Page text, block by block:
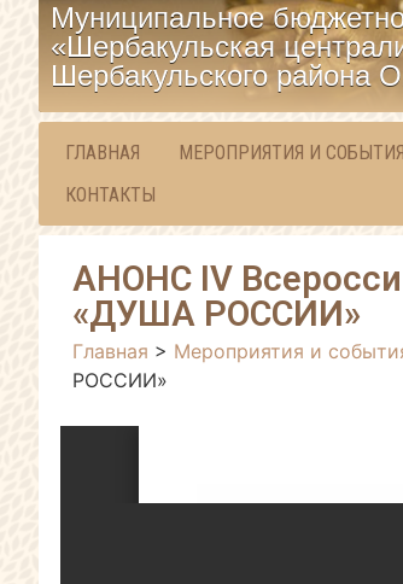
Муниципальное
«Шербакульская
Шербакульского района
ГЛАВНАЯ МЕРОПРИЯТИЯ И СОБЫТИЯ
КОНТАКТЫ
АНОНС IV
«ДУША РОССИИ»
Главная > Мероприятия и
РОССИИ»